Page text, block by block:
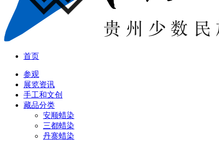
首页
参观
展览资讯
手工和文创
藏品分类
安顺蜡染
三都蜡染
丹寨蜡染